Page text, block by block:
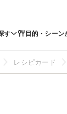
す 目的・シーン
レシピカード